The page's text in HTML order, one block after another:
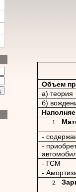
Объем
а) теория
б)
-
-
- ГСМ
-